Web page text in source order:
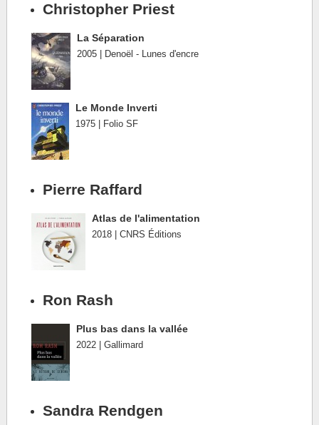
Christopher Priest
La Séparation
2005 | Denoël - Lunes d'encre
Le Monde Inverti
1975 | Folio SF
Pierre Raffard
Atlas de l'alimentation
2018 | CNRS Éditions
Ron Rash
Plus bas dans la vallée
2022 | Gallimard
Sandra Rendgen